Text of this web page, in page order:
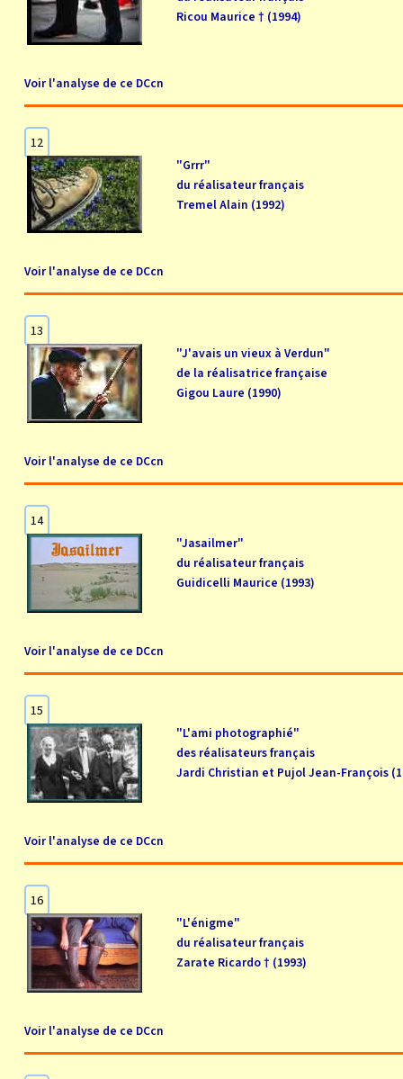
Ricou Maurice † (1994)
Voir l'analyse de ce DCcn
12
"Grrr"
du réalisateur français
Tremel Alain (1992)
Voir l'analyse de ce DCcn
13
"J'avais un vieux à Verdun"
de la réalisatrice française
Gigou Laure (1990)
Voir l'analyse de ce DCcn
14
"Jasailmer"
du réalisateur français
Guidicelli Maurice (1993)
Voir l'analyse de ce DCcn
15
"L'ami photographié"
des réalisateurs français
Jardi Christian et Pujol Jean-François
Voir l'analyse de ce DCcn
16
"L'énigme"
du réalisateur français
Zarate Ricardo † (1993)
Voir l'analyse de ce DCcn